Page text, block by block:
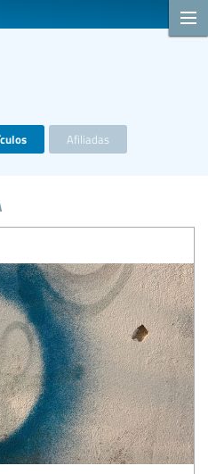
Afiliadas